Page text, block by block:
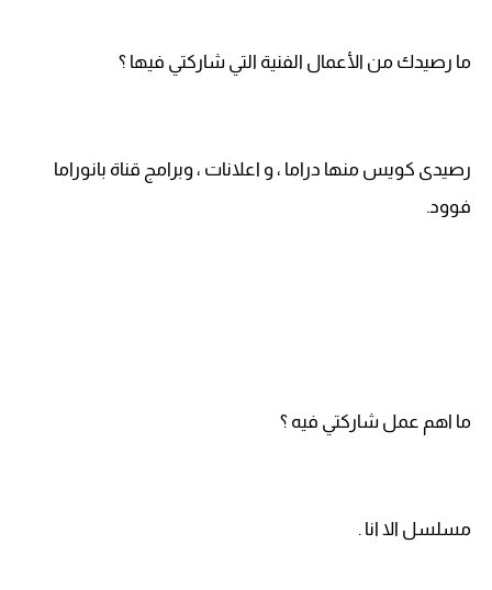
ما رصيدك من الأعمال الفنية التي شاركتي فيها ؟
رصيدى كويس منها دراما ، و اعلانات ، وبرامج قناة بانوراما
فوود.
ما اهم عمل شاركتي فيه ؟
مسلسل الا انا .